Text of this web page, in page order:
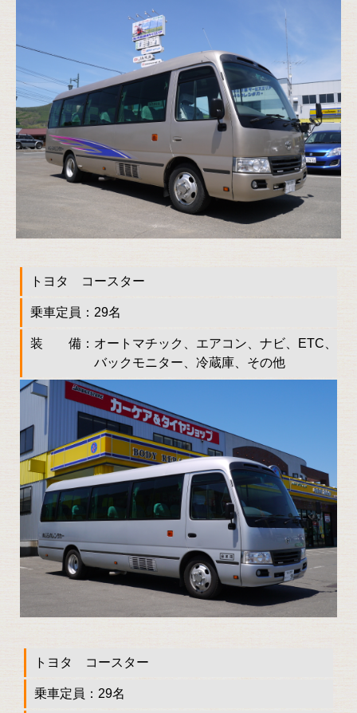
トヨタ コースター
乗車定員：29名
装 備：オートマチック、エアコン、ナビ、ETC、
バックモニター、冷蔵庫、その他
トヨタ コースター
乗車定員：29名